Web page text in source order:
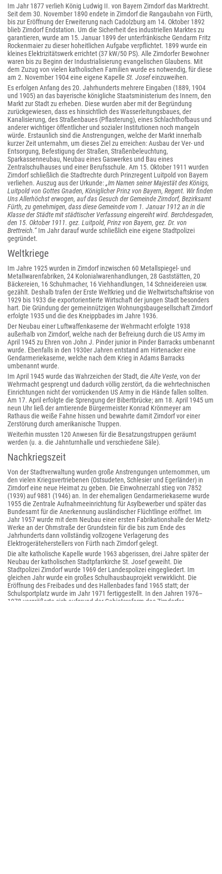
Im Jahr 1877 verlieh König Ludwig II. von Bayern Zirndorf das Marktrecht.
Seit dem 30. November 1890 endete in Zirndorf die Rangaubahn von Fürth,
bis zur Eröffnung der Erweiterung nach Cadolzburg am 14. Oktober 1892
blieb Zirndorf Endstation. Um die Sicherheit des industriellen Marktes zu
garantieren, wurde am 15. Januar 1899 der unterfränkische Gendarm Fritz
Rockenmaier zu dieser hoheitlichen Aufgabe verpflichtet. 1899 wurde ein
kleines Elektrizitätswerk errichtet (37 kW/50 PS). Alle Zirndorfer Bewohner
waren bis zu Beginn der Industrialisierung evangelischen Glaubens. Mit
dem Zuzug von vielen katholischen Familien wurde es notwendig, für diese
am 2. November 1904 eine eigene Kapelle St. Josefeinzuweihen.
Es erfolgen Anfang des 20. Jahrhunderts mehrere Eingaben (1889, 1904
und 1905) an das bayerische königliche Staatsministerium des Innern, den
Markt zur Stadt zu erheben. Diese wurden aber mit der Begründung
zurückgewiesen, dass es hinsichtlich des Wasserleitungsbaues, der
Kanalisierung, des Straßenbaues (Pflasterung), eines Schlachthofbaus und
anderer wichtiger öffentlicher und sozialer Institutionen noch mangeln
würde. Erstaunlich sind die Anstrengungen, welche der Markt innerhalb
kurzer Zeit unternahm, um dieses Ziel zu erreichen: Ausbau der Ver- und
Entsorgung, Befestigung der Straßen, Straßenbeleuchtung,
Sparkassenneubau, Neubau eines Gaswerkes und Bau eines
Zentralschulhauses und einer Berufsschule. Am 15. Oktober 1911 wurden
Zirndorf schließlich die Stadtrechte durch Prinzregent Luitpold von Bayern
verliehen. Auszug aus der Urkunde:„Im Namen seiner Majestät des Königs,
Luitpold von Gottes Gnaden, Königlicher Prinz von Bayern, Regent. Wir finden
Uns Allerhöchst erwogen, auf das Gesuch der Gemeinde Zirndorf, Bezirksamt
Fürth, zu genehmigen, dass diese Gemeinde vom 1. Januar 1912 an in die
Klasse der Städte mit städtischer Verfassung eingereiht wird. Berchdesgaden,
den 15. Oktober 1911. gez. Luitpold, Prinz von Bayern, gez. Dr. von
Brettreich.“Im Jahr darauf wurde schließlich eine eigene Stadtpolizei
gegründet.
Weltkriege
Im Jahre 1925 wurden in Zirndorf inzwischen 60 Metallspiegel- und
Metallwarenfabriken, 24 Kolonialwarenhandlungen, 28 Gaststätten, 20
Bäckereien, 16 Schuhmacher, 16 Viehhandlungen, 14 Schneidereien usw.
gezählt. Deshalb trafen der Erste Weltkrieg und die Weltwirtschaftskrise von
1929 bis 1933 die exportorientierte Wirtschaft der jungen Stadt besonders
hart. Die Gründung der gemeinnützigen Wohnungsbaugesellschaft Zirndorf
erfolgte 1935 und die des Kneippbades im Jahre 1936.
Der Neubau einer Luftwaffenkaserne der Wehrmacht erfolgte 1938
außerhalb von Zirndorf, welche nach der Befreiung durch die US Army im
April 1945 zu Ehren von John J. Pinder junior in Pinder Barracks umbenannt
wurde. Ebenfalls in den 1930er Jahren entstand am Hirtenacker eine
Gendarmeriekaserne, welche nach dem Krieg in Adams Barracks
umbenannt wurde.
Im April 1945 wurde das Wahrzeichen der Stadt, die Alte Veste, von der
Wehrmacht gesprengt und dadurch völlig zerstört, da die wehrtechnischen
Einrichtungen nicht der vorrückenden US Army in die Hände fallen sollten.
Am 17. April erfolgte die Sprengung der Bibertbrücke; am 18. April 1945 um
neun Uhr ließ der amtierende Bürgermeister Konrad Krönmeyer am
Rathaus die weiße Fahne hissen und bewahrte damit Zirndorf vor einer
Zerstörung durch amerikanische Truppen.
Weiterhin mussten 120 Anwesen für die Besatzungstruppen geräumt
werden (u. a. die Jahnturnhalle und verschiedene Säle).
Nachkriegszeit
Von der Stadtverwaltung wurden große Anstrengungen unternommen, um
den vielen Kriegsvertriebenen (Ostsudeten, Schlesier und Egerländer) in
Zirndorf eine neue Heimat zu geben. Die Einwohnerzahl stieg von 7852
(1939) auf 9881 (1946) an. In der ehemaligen Gendarmeriekaserne wurde
1955 die Zentrale Aufnahmeeinrichtung für Asylbewerber und später das
Bundesamt für die Anerkennung ausländischer Flüchtlinge eröffnet. Im
Jahr 1957 wurde mit dem Neubau einer ersten Fabrikationshalle der Metz-
Werke an der Ohmstraße der Grundstein für die bis zum Ende des
Jahrhunderts dann vollständig vollzogene Verlagerung des
Elektrogeräteherstellers von Fürth nach Zirndorf gelegt.
Die alte katholische Kapelle wurde 1963 abgerissen, drei Jahre später der
Neubau der katholischen Stadtpfarrkirche St. Josef geweiht. Die
Stadtpolizei Zirndorf wurde 1969 der Landespolizei eingegliedert. Im
gleichen Jahr wurde ein großes Schulhausbauprojekt verwirklicht. Die
Eröffnung des Freibades und des Hallenbades fand 1965 statt; der
Schulsportplatz wurde im Jahr 1971 fertiggestellt. In den Jahren 1976–
1978 vergrößerte sich aufgrund der Gebietsreform das Zirndorfer